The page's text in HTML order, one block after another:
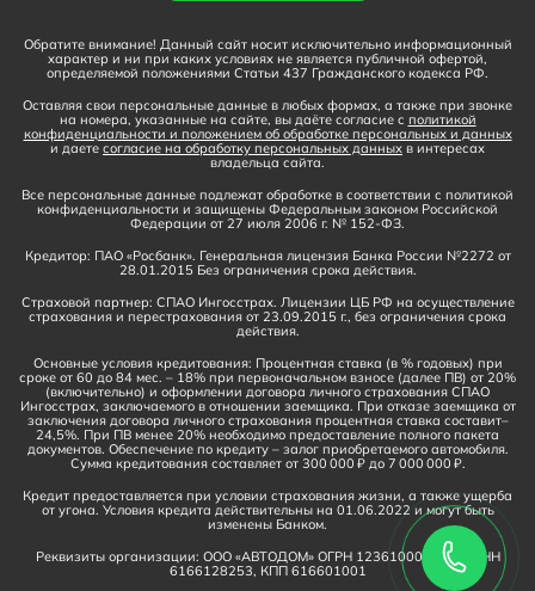
Обратите внимание! Данный сайт носит исключительно информационный
характер и ни при каких условиях не является публичной офертой,
определяемой положениями Статьи 437 Гражданского кодекса РФ.
Оставляя свои персональные данные в любых формах, а также при звонке
на номера, указанные на сайте, вы даёте согласие с политикой
конфиденциальности и положением об обработке персональных и данных
и даете согласие на обработку персональных данных в интересах
владельца сайта.
Все персональные данные подлежат обработке в соответствии с политикой
конфиденциальности и защищены Федеральным законом Российской
Федерации от 27 июля 2006 г. № 152-ФЗ.
Кредитор: ПАО «Росбанк». Генеральная лицензия Банка России №2272 от
28.01.2015 Без ограничения срока действия.
Страховой партнер: СПАО Ингосстрах. Лицензии ЦБ РФ на осуществление
страхования и перестрахования от 23.09.2015 г., без ограничения срока
действия.
Основные условия кредитования: Процентная ставка (в % годовых) при
сроке от 60 до 84 мес. – 18% при первоначальном взносе (далее ПВ) от 20%
(включительно) и оформлении договора личного страхования СПАО
Ингосстрах, заключаемого в отношении заемщика. При отказе заемщика от
заключения договора личного страхования процентная ставка составит–
24,5%. При ПВ менее 20% необходимо предоставление полного пакета
документов. Обеспечение по кредиту – залог приобретаемого автомобиля.
Сумма кредитования составляет от 300 000 ₽ до 7 000 000 ₽.
Кредит предоставляется при условии страхования жизни, а также ущерба
от угона. Условия кредита действительны на 01.06.2022 и могут быть
изменены Банком.
Реквизиты организации: ООО «АВТОДОМ» ОГРН 1236100016910, ИНН
6166128253, КПП 616601001